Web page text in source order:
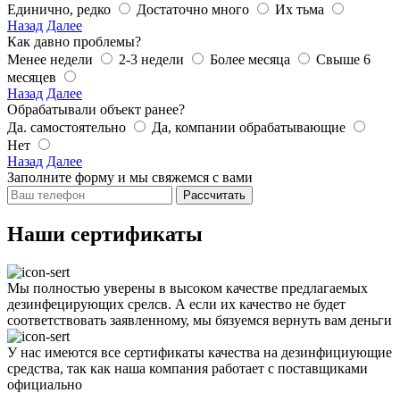
Единично, редко
Достаточно много
Их тьма
Назад Далее
Как давно проблемы?
Менее недели
2-3 недели Более месяца
Свыше 6
месяцев
Назад Далее
Обрабатывали объект ранее?
Да. самостоятельно
Да, компании обрабатывающие
Нет
Назад Далее
Заполните форму и мы свяжемся с вами
Рассчитать
Наши сертификаты
Мы полностью уверены в высоком качестве предлагаемых
дезинфецирующих срелсв. А если их качество не будет
соответствовать заявленному, мы бязуемся вернуть вам деньги
У нас имеются все сертификаты качества на дезинфициующие
средства, так как наша компания работает с поставщиками
официально